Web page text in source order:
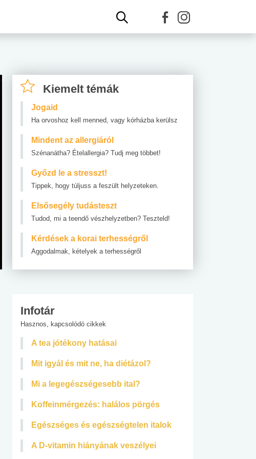
Kiemelt témák
Jogaid
Ha orvoshoz kell menned, vagy kórházba kerülsz
Mindent az allergiáról
Szénanátha? Ételallergia? Tudj meg többet!
Győzd le a stresszt!
Tippek, hogy túljuss a feszült helyzeteken.
Elsősegély tudásteszt
Tudod, mi a teendő vészhelyzetben? Teszteld!
Kérdések a korai terhességről
Aggodalmak, kételyek a terhességről
Infotár
Hasznos, kapcsolódó cikkek
A tea jótékony hatásai
Mit igyál és mit ne, ha diétázol?
Mi a legegészségesebb ital?
Koffeinmérgezés: halálos pörgés
Egészséges és egészségtelen italok
A D-vitamin hiányának veszélyei